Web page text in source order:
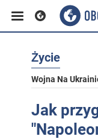
Życie
Wojna Na
Jak